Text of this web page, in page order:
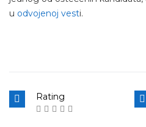
u odvojenoj vesti.
Rating